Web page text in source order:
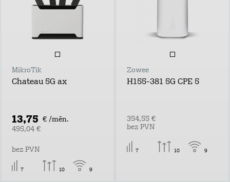
MikroTik
Chateau 5G ax
13,75 € /mēn.
495,04 €
bez PVN
7 10 9
Zowee
H155-381 5G CPE 5
354,55 €
bez PVN
7 10 9